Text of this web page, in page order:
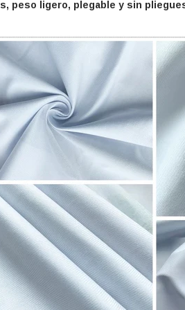
peso ligero, plegable y sin